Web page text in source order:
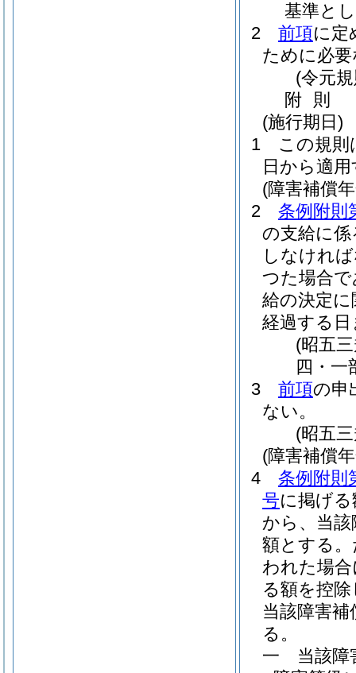
基準と
2
前項に定
ために必
(令元
附 則
(施行期日)
1
この規則
日から適
(障害補償
2
条例附則
の支給に
しなけれ
つた場合
給の決定
経過する
(昭五
四・一
3
前項の申
ない。
(昭五
(障害補償
4
条例附則
号に掲げ
から、当
額とする。
われた場
る額を控
当該障害
る。
一
当該障